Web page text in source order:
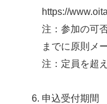
https://
注：参加の可
までに原則メ
注：定員を超
申込受付期間